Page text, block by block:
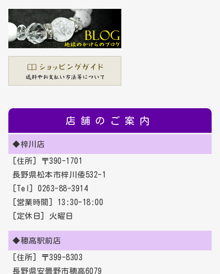
店舗のご案内
◆梓川店
[住所] 〒390-1701
長野県松本市梓川倭532-1
[Tel] 0263-88-3914
[営業時間] 13:30-18:00
[定休日] 火曜日
◆穂高駅前店
[住所] 〒399-8303
長野県安曇野市穂高6079